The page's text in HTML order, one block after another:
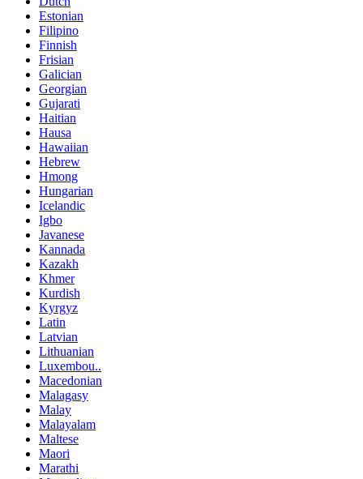
Estonian
Filipino
Finnish
Frisian
Galician
Georgian
Gujarati
Haitian
Hausa
Hawaiian
Hebrew
Hmong
Hungarian
Icelandic
Igbo
Javanese
Kannada
Kazakh
Khmer
Kurdish
Kyrgyz
Latin
Latvian
Lithuanian
Luxembou..
Macedonian
Malagasy
Malay
Malayalam
Maltese
Maori
Marathi